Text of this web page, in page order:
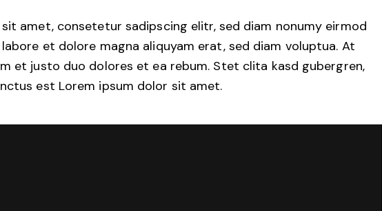
amet, consetetur sadipscing elitr, sed diam nonumy eirmod
et dolore magna aliquyam erat, sed diam voluptua. At
et justo duo dolores et ea rebum. Stet clita kasd gubergren,
est Lorem ipsum dolor sit amet.